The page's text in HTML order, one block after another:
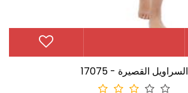
17075 - السراويل القصيرة